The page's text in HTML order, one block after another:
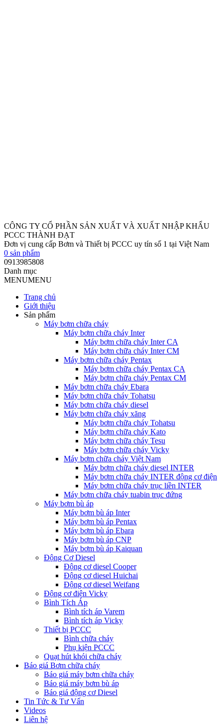
CÔNG TY CỔ PHẦN SẢN XUẤT VÀ XUẤT NHẬP KHẨU
PCCC THÀNH ĐẠT
Đơn vị cung cấp Bơm và Thiết bị PCCC uy tín số 1 tại Việt Nam
0 sản phẩm
0913985808
Danh mục
MENUMENU
Trang chủ
Giới thiệu
Sản phẩm
Máy bơm chữa cháy
Máy bơm chữa cháy Inter
Máy bơm chữa cháy Inter CA
Máy bơm chữa cháy Inter CM
Máy bơm chữa cháy Pentax
Máy bơm chữa cháy Pentax CA
Máy bơm chữa cháy Pentax CM
Máy bơm chữa cháy Ebara
Máy bơm chữa cháy Tohatsu
Máy bơm chữa cháy diesel
Máy bơm chữa cháy xăng
Máy bơm chữa cháy Tohatsu
Máy bơm chữa cháy Kato
Máy bơm chữa cháy Tesu
Máy bơm chữa cháy Vicky
Máy bơm chữa cháy Việt Nam
Máy bơm chữa cháy diesel INTER
Máy bơm chữa cháy INTER động cơ điện
Máy bơm chữa cháy trục liền INTER
Máy bơm chữa cháy tuabin trục đứng
Máy bơm bù áp
Máy bơm bù áp Inter
Máy bơm bù áp Pentax
Máy bơm bù áp Ebara
Máy bơm bù áp CNP
Máy bơm bù áp Kaiquan
Động Cơ Diesel
Động cơ diesel Cooper
Động cơ diesel Huichai
Động cơ diesel Weifang
Động cơ điện Vicky
Bình Tích Áp
Bình tích áp Varem
Bình tích áp Vicky
Thiết bị PCCC
Bình chữa cháy
Phụ kiện PCCC
Quạt hút khói chữa cháy
Báo giá Bơm chữa cháy
Báo giá máy bơm chữa cháy
Báo giá máy bơm bù áp
Báo giá động cơ Diesel
Tin Tức & Tư Vấn
Videos
Liên hệ